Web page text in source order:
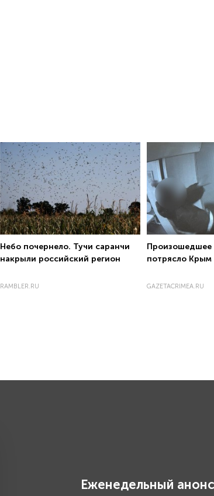
Небо почернело. Тучи саранчи
накрыли российский регион
RAMBLER.RU
Произошедшее
потрясло Крым
GAZETACRIMEA.RU
Еженедельный